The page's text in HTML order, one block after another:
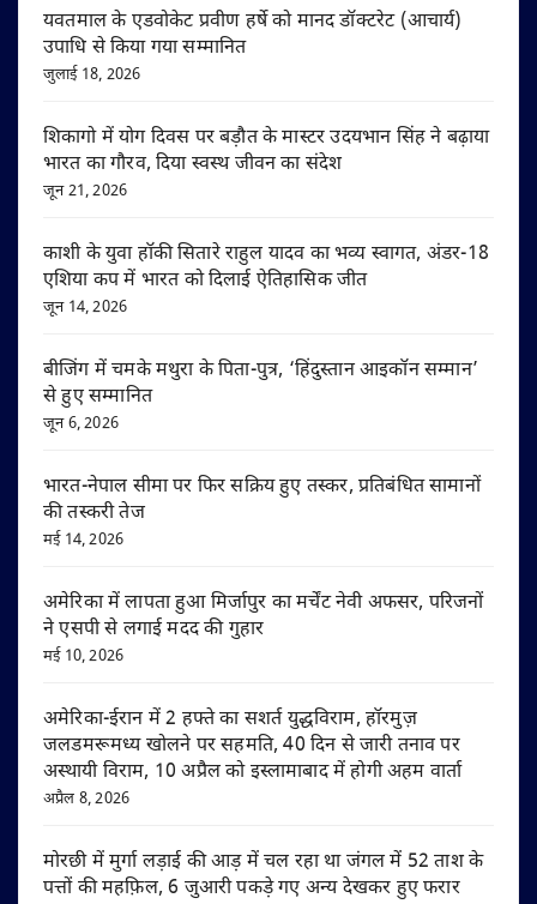
यवतमाल के एडवोकेट प्रवीण हर्षे को मानद डॉक्टरेट (आचार्य)
उपाधि से किया गया सम्मानित
जुलाई 18, 2026
शिकागो में योग दिवस पर बड़ौत के मास्टर उदयभान सिंह ने बढ़ाया
भारत का गौरव, दिया स्वस्थ जीवन का संदेश
जून 21, 2026
काशी के युवा हॉकी सितारे राहुल यादव का भव्य स्वागत, अंडर-18
एशिया कप में भारत को दिलाई ऐतिहासिक जीत
जून 14, 2026
बीजिंग में चमके मथुरा के पिता-पुत्र, ‘हिंदुस्तान आइकॉन सम्मान’
से हुए सम्मानित
जून 6, 2026
भारत-नेपाल सीमा पर फिर सक्रिय हुए तस्कर, प्रतिबंधित सामानों
की तस्करी तेज
मई 14, 2026
अमेरिका में लापता हुआ मिर्जापुर का मर्चेंट नेवी अफसर, परिजनों
ने एसपी से लगाई मदद की गुहार
मई 10, 2026
अमेरिका-ईरान में 2 हफ्ते का सशर्त युद्धविराम, हॉरमुज़
जलडमरूमध्य खोलने पर सहमति, 40 दिन से जारी तनाव पर
अस्थायी विराम, 10 अप्रैल को इस्लामाबाद में होगी अहम वार्ता
अप्रैल 8, 2026
मोरछी में मुर्गा लड़ाई की आड़ में चल रहा था जंगल में 52 ताश के
पत्तों की महफ़िल, 6 जुआरी पकड़े गए अन्य देखकर हुए फरार